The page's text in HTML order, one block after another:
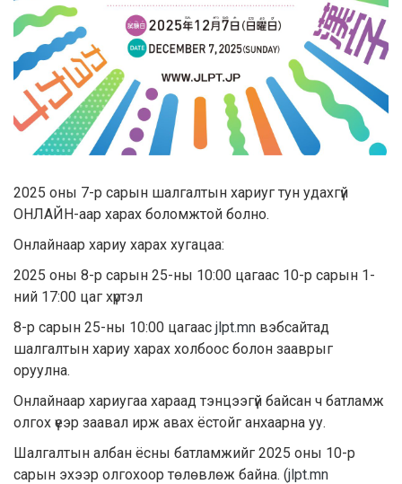
2025 оны 7-р сарын шалгалтын хариуг тун удахгүй
ОНЛАЙН-аар харах боломжтой болно.
Онлайнаар хариу харах хугацаа:
2025 оны 8-р сарын 25-ны 10:00 цагаас 10-р сарын 1-
ний 17:00 цаг хүртэл
8-р сарын 25-ны 10:00 цагаас jlpt.mn вэбсайтад
шалгалтын хариу харах холбоос болон зааврыг
оруулна.
Онлайнаар хариугаа хараад тэнцээгүй байсан ч батламж
олгох үеэр заавал ирж авах ёстойг анхаарна уу.
Шалгалтын албан ёсны батламжийг 2025 оны 10-р
сарын эхээр олгохоор төлөвлөж байна. (jlpt.mn